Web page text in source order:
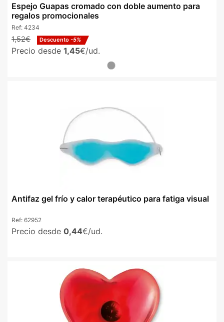
Espejo Guapas cromado con doble aumento para
regalos promocionales
Ref: 4234
1,52€ Descuento -5%
Precio desde 1,45€/ud.
Antifaz gel frío y calor terapéutico para fatiga visual
Ref: 62952
Precio desde 0,44€/ud.